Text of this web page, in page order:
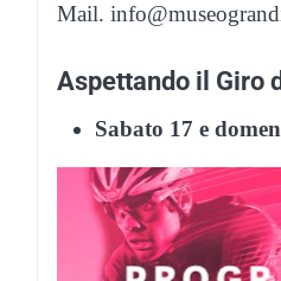
Mail.
Aspettando il Giro
Sabato 17 e